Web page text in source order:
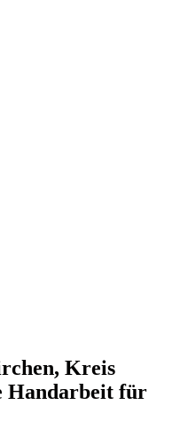
Kreis
Handarbeit für